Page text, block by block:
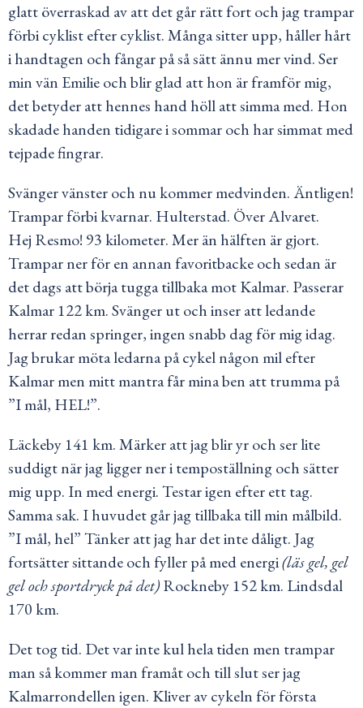
glatt överraskad av att det går rätt fort och jag trampar
förbi cyklist efter cyklist. Många sitter upp, håller hårt
i handtagen och fångar på så sätt ännu mer vind. Ser
min vän Emilie och blir glad att hon är framför mig,
det betyder att hennes hand höll att simma med. Hon
skadade handen tidigare i sommar och har simmat med
tejpade fingrar.
Svänger vänster och nu kommer medvinden. Äntligen!
Trampar förbi kvarnar. Hulterstad. Över Alvaret.
Hej Resmo! 93 kilometer. Mer än hälften är gjort.
Trampar ner för en annan favoritbacke och sedan är
det dags att börja tugga tillbaka mot Kalmar. Passerar
Kalmar 122 km. Svänger ut och inser att ledande
herrar redan springer, ingen snabb dag för mig idag.
Jag brukar möta ledarna på cykel någon mil efter
Kalmar men mitt mantra får mina ben att trumma på
”I mål, HEL!”.
Läckeby 141 km. Märker att jag blir yr och ser lite
suddigt när jag ligger ner i tempoställning och sätter
mig upp. In med energi. Testar igen efter ett tag.
Samma sak. I huvudet går jag tillbaka till min målbild.
”I mål, hel” Tänker att jag har det inte dåligt. Jag
fortsätter sittande och fyller på med energi(läs gel, gel
gel och sportdryck på det)Rockneby 152 km. Lindsdal
170 km.
Det tog tid. Det var inte kul hela tiden men trampar
man så kommer man framåt och till slut ser jag
Kalmarrondellen igen. Kliver av cykeln för första